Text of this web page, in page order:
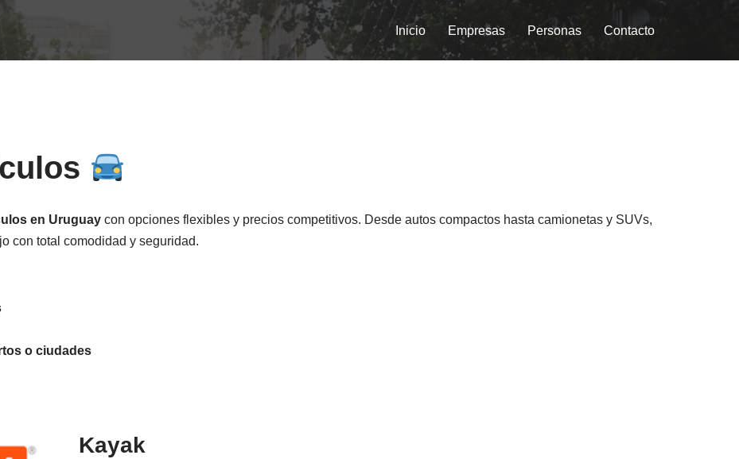
Inicio Empresas Personas Contacto
en Uruguay con opciones flexibles y precios competitivos. Desde autos compactos hasta camionetas y SUVs,
con total comodidad y seguridad.
o ciudades
Kayak